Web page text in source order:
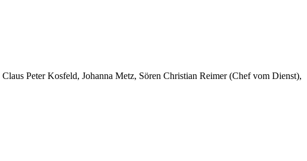
Claus Peter Kosfeld, Johanna Metz, Sören Christian Reimer (Chef vom Dienst),